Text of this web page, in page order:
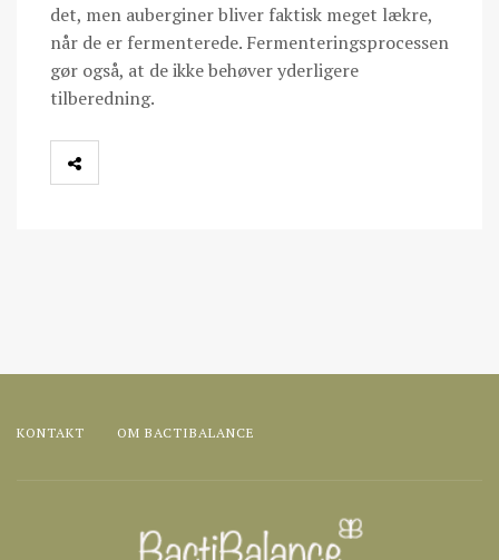
det, men auberginer bliver faktisk meget lækre,
når de er fermenterede. Fermenteringsprocessen
gør også, at de ikke behøver yderligere
tilberedning.
KONTAKT OM BACTIBALANCE